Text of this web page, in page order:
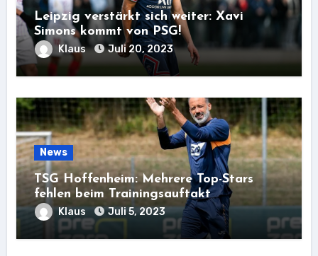
Leipzig verstärkt sich weiter: Xavi
Simons kommt von PSG!
Klaus Juli 20, 2023
News
TSG Hoffenheim: Mehrere Top-Stars
fehlen beim Trainingsauftakt
Klaus Juli 5, 2023